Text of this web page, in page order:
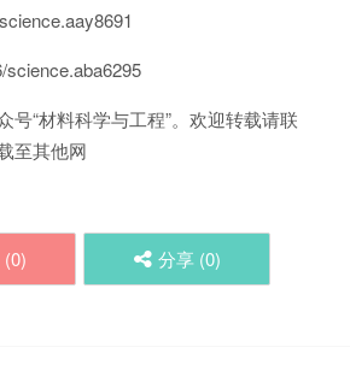
science.aba6295
号“材料科学与工程”。欢迎转载请联
至其他网
0) 分享 (0)